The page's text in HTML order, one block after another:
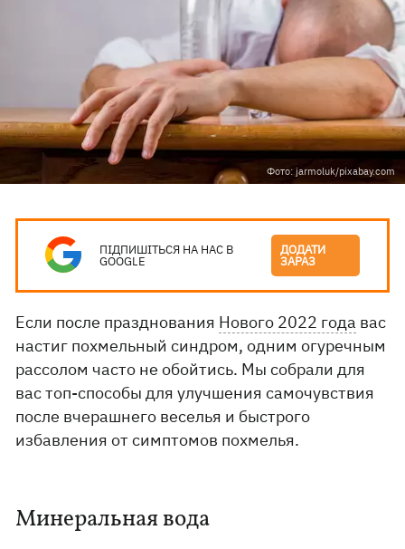
Фото: jarmoluk/pixabay.com
ПІДПИШІТЬСЯ НА НАС В
GOOGLE
ДОДАТИ
ЗАРАЗ
Если после празднования Нового 2022 года вас
настиг похмельный синдром, одним огуречным
рассолом часто не обойтись. Мы собрали для
вас топ-способы для улучшения самочувствия
после вчерашнего веселья и быстрого
избавления от симптомов похмелья.
Минеральная вода